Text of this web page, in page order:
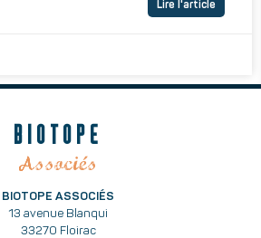
Lire l'article
BIOTOPE
Associés
BIOTOPE ASSOCIÉS
13 avenue Blanqui
33270 Floirac